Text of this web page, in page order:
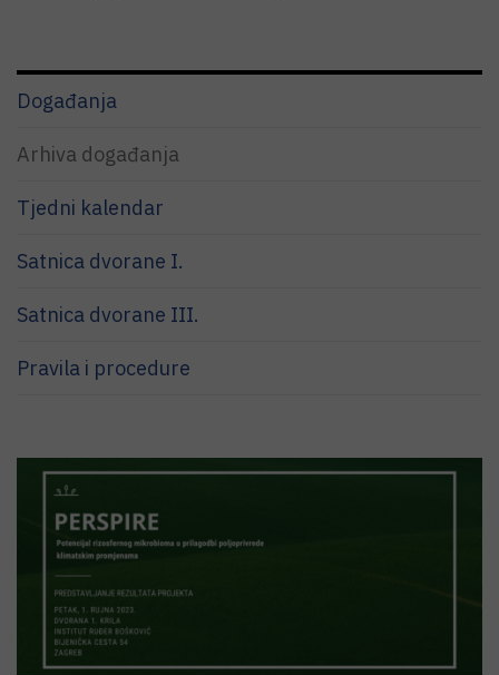
Događanja
Arhiva događanja
Tjedni kalendar
Satnica dvorane I.
Satnica dvorane III.
Pravila i procedure